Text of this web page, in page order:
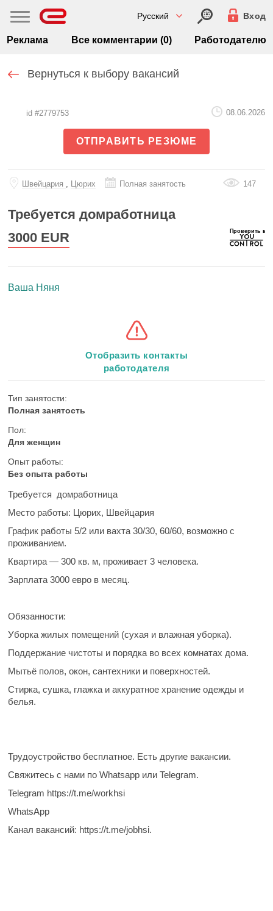
Русский Вход
Реклама Все комментарии (0) Работодателю
Вернуться к выбору вакансий
id #2779753 08.06.2026
ОТПРАВИТЬ РЕЗЮМЕ
Швейцария , Цюрих Полная занятость 147
Требуется домработница
3000 EUR
Ваша Няня
Отобразить контакты
работодателя
Тип занятости:
Полная занятость
Пол:
Для женщин
Опыт работы:
Без опыта работы
Требуется домработница
Место работы: Цюрих, Швейцария
График работы 5/2 или вахта 30/30, 60/60, возможно с
проживанием.
Квартира — 300 кв. м, проживает 3 человека.
Зарплата 3000 евро в месяц.
Обязанности:
Уборка жилых помещений (сухая и влажная уборка).
Поддержание чистоты и порядка во всех комнатах дома.
Мытьё полов, окон, сантехники и поверхностей.
Стирка, сушка, глажка и аккуратное хранение одежды и
белья.
Трудоустройство бесплатное. Есть другие вакансии.
Свяжитесь с нами по Whatsapp или Telegram.
Telegram https://t.me/workhsi
WhatsApp
Канал вакансий: https://t.me/jobhsi.